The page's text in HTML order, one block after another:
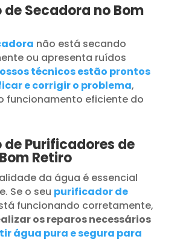
Secadora no Bom
não está secando
ou apresenta ruídos
técnicos estão prontos
e corrigir o problema,
funcionamento eficiente do
de Purificadores de
Retiro
da água é essencial
Se o seu purificador de
funcionando corretamente,
os reparos necessários
água pura e segura para